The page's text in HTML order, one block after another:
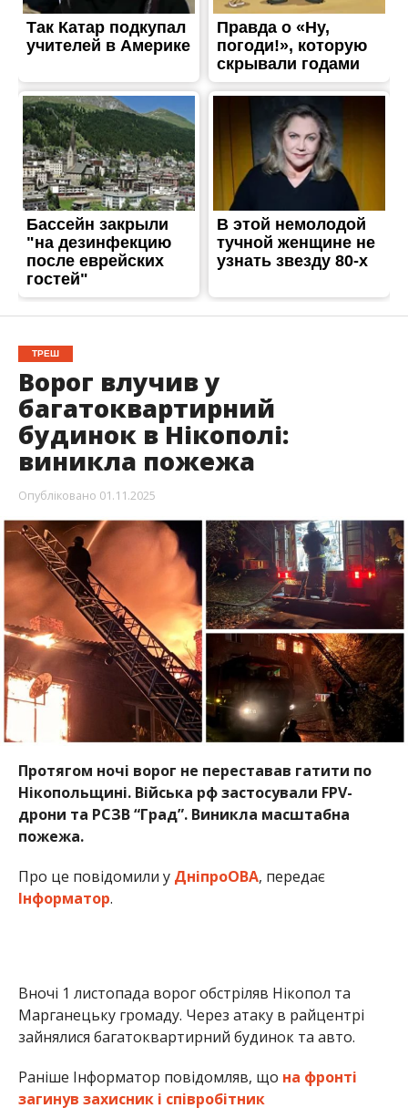
ТРЕШ
Ворог влучив у
багатоквартирний
будинок в Нікополі:
виникла пожежа
Опубліковано 01.11.2025
Протягом ночі ворог не переставав гатити по
Нікопольщині. Війська рф застосували FPV-
дрони та РСЗВ “Град”. Виникла масштабна
пожежа.
Про це повідомили уДніпроОВА, передає
Інформатор.
Вночі 1 листопада ворог обстріляв Нікопол та
зайнялися багатоквартирний будинок та авто.
Раніше Інформатор повідомляв, щона фронті
загинув захисник і співробітник
Оксенюк. Також ми писали, щов Нікополі птах
збив ворожий дрон